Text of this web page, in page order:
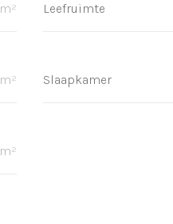
Leefruimte
Slaapkamer